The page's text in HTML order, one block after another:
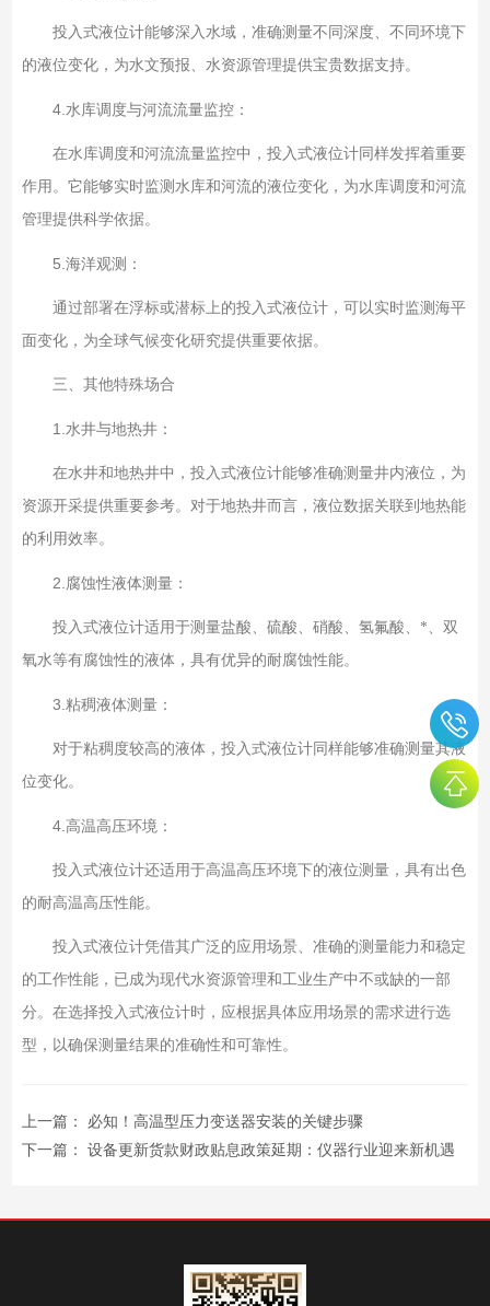
投入式液位计能够深入水域，准确测量不同深度、不同环境下
的液位变化，为水文预报、水资源管理提供宝贵数据支持。
4. 水库调度与河流流量监控：
在水库调度和河流流量监控中，投入式液位计同样发挥着重要
作用。它能够实时监测水库和河流的液位变化，为水库调度和河流
管理提供科学依据。
5. 海洋观测：
通过部署在浮标或潜标上的投入式液位计，可以实时监测海平
面变化，为全球气候变化研究提供重要依据。
三、其他特殊场合
1. 水井与地热井：
在水井和地热井中，投入式液位计能够准确测量井内液位，为
资源开采提供重要参考。对于地热井而言，液位数据关联到地热能
的利用效率。
2. 腐蚀性液体测量：
投入式液位计适用于测量盐酸、硫酸、硝酸、氢氟酸、*、双
氧水等有腐蚀性的液体，具有优异的耐腐蚀性能。
3. 粘稠液体测量：
对于粘稠度较高的液体，投入式液位计同样能够准确测量其液
位变化。
4. 高温高压环境：
投入式液位计还适用于高温高压环境下的液位测量，具有出色
的耐高温高压性能。
投入式液位计凭借其广泛的应用场景、准确的测量能力和稳定
的工作性能，已成为现代水资源管理和工业生产中不或缺的一部
分。在选择投入式液位计时，应根据具体应用场景的需求进行选
型，以确保测量结果的准确性和可靠性。
上一篇： 必知！高温型压力变送器安装的关键步骤
下一篇： 设备更新货款财政贴息政策延期：仪器行业迎来新机遇